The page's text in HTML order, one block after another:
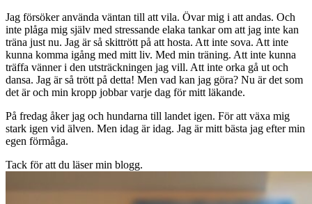
Jag försöker använda väntan till att vila. Övar mig i att andas. Och
inte plåga mig själv med stressande elaka tankar om att jag inte kan
träna just nu. Jag är så skittrött på att hosta. Att inte sova. Att inte
kunna komma igång med mitt liv. Med min träning. Att inte kunna
träffa vänner i den utsträckningen jag vill. Att inte orka gå ut och
dansa. Jag är så trött på detta! Men vad kan jag göra? Nu är det som
det är och min kropp jobbar varje dag för mitt läkande.
På fredag åker jag och hundarna till landet igen. För att växa mig
stark igen vid älven. Men idag är idag. Jag är mitt bästa jag efter min
egen förmåga.
Tack för att du läser min blogg.